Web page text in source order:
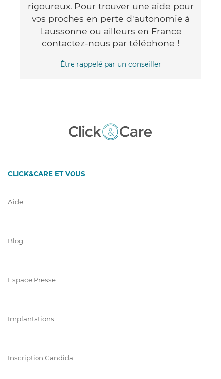
rigoureux. Pour trouver une aide pour
vos proches en perte d'autonomie à
Laussonne ou ailleurs en France
contactez-nous par téléphone !
Être rappelé par un conseiller
CLICK&CARE ET VOUS
Aide
Blog
Espace Presse
Implantations
Inscription Candidat